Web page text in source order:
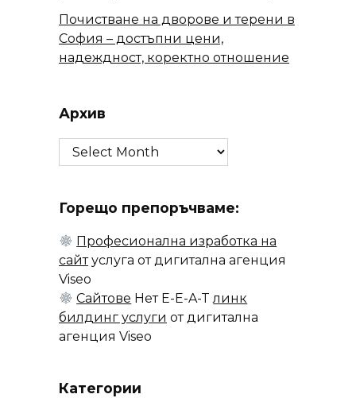
Почистване на дворове и терени в
София – достъпни цени,
надеждност, коректно отношение
Архив
Архив
Горещо препоръчваме:
Професионална изработка на
сайтуслуга от дигитална агенция
Viseo
Сайтове Нет E-E-A-Tлинк
билдинг услуги от дигитална
агенция Viseo
Категории